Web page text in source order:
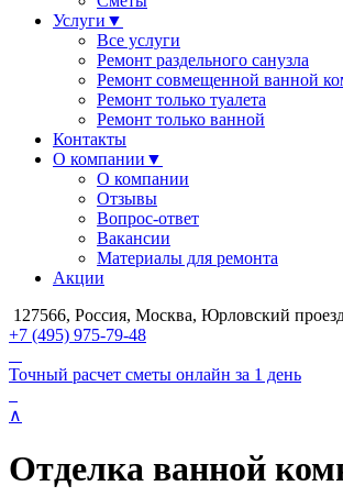
Услуги ▼
Все услуги
Ремонт раздельного санузла
Ремонт совмещенной ванной
Ремонт только туалета
Ремонт только ванной
Контакты
О компании ▼
О компании
Отзывы
Вопрос-ответ
Вакансии
Материалы для ремонта
Акции
127566, Россия, Москва, Юрловский
+7 (495) 975-79-48
Точный расчет сметы онлайн за 1 день
∧
Отделка ванной